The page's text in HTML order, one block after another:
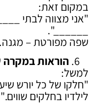
במקום זאת:
"אני מצווה לבתי
______".
שפה מפורטת – מגנה.
הוראות במקרה
למשל:
"חלקו של כל יורש
לילדיו בחלקים שווים."